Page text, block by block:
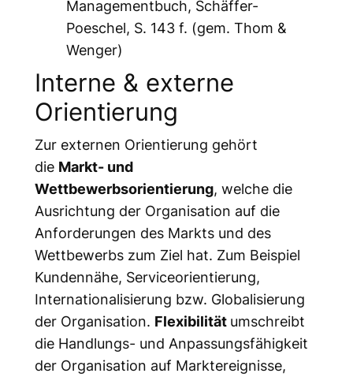
Managementbuch, Schäffer-
Poeschel, S. 143 f. (gem. Thom &
Wenger)
Interne & externe
Orientierung
Zur externen Orientierung gehört
die Markt- und
Wettbewerbsorientierung, welche die
Ausrichtung der Organisation auf die
Anforderungen des Markts und des
Wettbewerbs zum Ziel hat. Zum Beispiel
Kundennähe, Serviceorientierung,
Internationalisierung bzw. Globalisierung
der Organisation. Flexibilität umschreibt
die Handlungs- und Anpassungsfähigkeit
der Organisation auf Marktereignisse,